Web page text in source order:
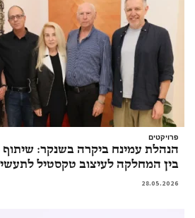
פרויקטים
הנהלת עמינח ביקרה בשנקר:
בין המחלקה לעיצוב טקסטיל
28.05.2026